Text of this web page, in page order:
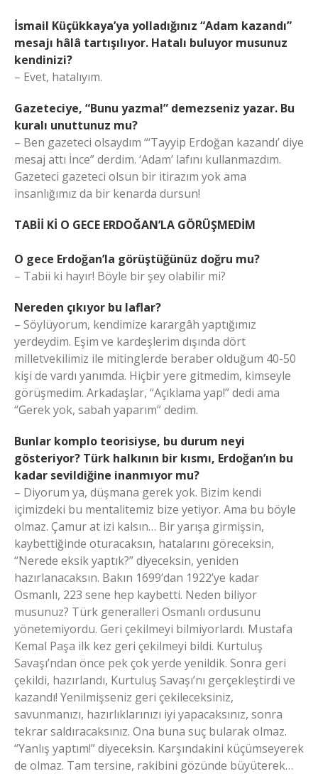
İsmail Küçükkaya’ya yolladığınız “Adam kazandı”
mesajı hâlâ tartışılıyor. Hatalı buluyor musunuz
kendinizi?
– Evet, hatalıyım.
Gazeteciye, “Bunu yazma!” demezseniz yazar. Bu
kuralı unuttunuz mu?
– Ben gazeteci olsaydım “‘Tayyip Erdoğan kazandı’ diye
mesaj attı İnce” derdim. ‘Adam’ lafını kullanmazdım.
Gazeteci gazeteci olsun bir itirazım yok ama
insanlığımız da bir kenarda dursun!
TABİİ Kİ O GECE ERDOĞAN’LA GÖRÜŞMEDİM
O gece Erdoğan’la görüştüğünüz doğru mu?
– Tabii ki hayır! Böyle bir şey olabilir mi?
Nereden çıkıyor bu laflar?
– Söylüyorum, kendimize karargâh yaptığımız
yerdeydim. Eşim ve kardeşlerim dışında dört
milletvekilimiz ile mitinglerde beraber olduğum 40-50
kişi de vardı yanımda. Hiçbir yere gitmedim, kimseyle
görüşmedim. Arkadaşlar, “Açıklama yap!” dedi ama
“Gerek yok, sabah yaparım” dedim.
Bunlar komplo teorisiyse, bu durum neyi
gösteriyor? Türk halkının bir kısmı, Erdoğan’ın bu
kadar sevildiğine inanmıyor mu?
– Diyorum ya, düşmana gerek yok. Bizim kendi
içimizdeki bu mentalitemiz bize yetiyor. Ama bu böyle
olmaz. Çamur at izi kalsın… Bir yarışa girmişsin,
kaybettiğinde oturacaksın, hatalarını göreceksin,
“Nerede eksik yaptık?” diyeceksin, yeniden
hazırlanacaksın. Bakın 1699’dan 1922’ye kadar
Osmanlı, 223 sene hep kaybetti. Neden biliyor
musunuz? Türk generalleri Osmanlı ordusunu
yönetemiyordu. Geri çekilmeyi bilmiyorlardı. Mustafa
Kemal Paşa ilk kez geri çekilmeyi bildi. Kurtuluş
Savaşı’ndan önce pek çok yerde yenildik. Sonra geri
çekildi, hazırlandı, Kurtuluş Savaşı’nı gerçekleştirdi ve
kazandı! Yenilmişseniz geri çekileceksiniz,
savunmanızı, hazırlıklarınızı iyi yapacaksınız, sonra
tekrar saldıracaksınız. Ona buna suç bularak olmaz.
“Yanlış yaptım!” diyeceksin. Karşındakini küçümseyerek
de olmaz. Tam tersine, rakibini gözünde büyüterek…